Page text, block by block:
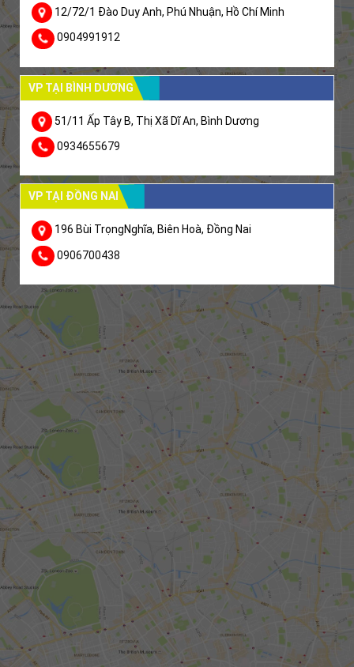
12/72/1 Đào Duy Anh, Phú Nhuận, Hồ Chí Minh
0904991912
VP TẠI BÌNH DƯƠNG
51/11 Ấp Tây B, Thị Xã Dĩ An, Bình Dương
0934655679
VP TẠI ĐỒNG NAI
196 Bùi TrọngNghĩa, Biên Hoà, Đồng Nai
0906700438